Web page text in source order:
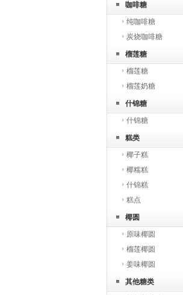
咖啡糖
纯咖啡糖
炭烧咖啡糖
榴莲糖
榴莲糖
榴莲奶糖
什锦糖
什锦糖
糕类
椰子糕
椰糯糕
什锦糕
糕点
椰圆
原味椰圆
榴莲椰圆
姜味椰圆
其他糖类